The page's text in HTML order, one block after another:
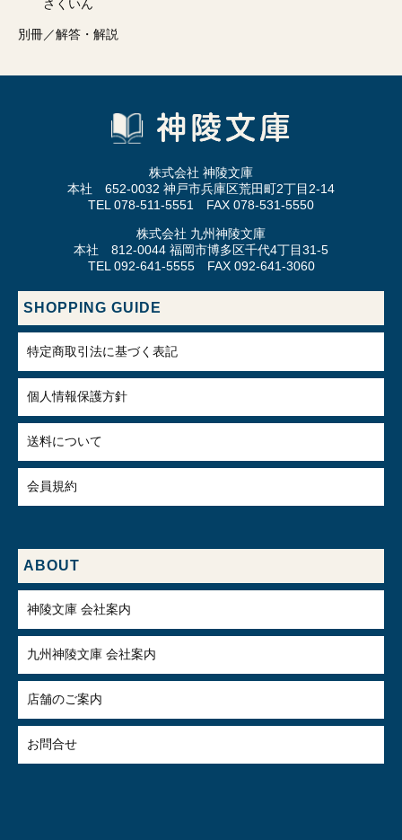
さくいん
別冊／解答・解説
株式会社 神陵文庫
本社 652-0032 神戸市兵庫区荒田町2丁目2-14
TEL 078-511-5551 FAX 078-531-5550
株式会社 九州神陵文庫
本社 812-0044 福岡市博多区千代4丁目31-5
TEL 092-641-5555 FAX 092-641-3060
SHOPPING GUIDE
特定商取引法に基づく表記
個人情報保護方針
送料について
会員規約
ABOUT
神陵文庫 会社案内
九州神陵文庫 会社案内
店舗のご案内
お問合せ